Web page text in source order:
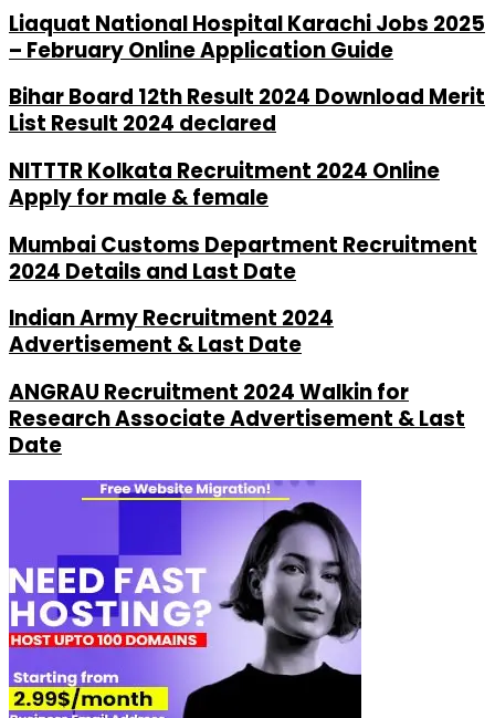
Liaquat National Hospital Karachi Jobs 2025
– February Online Application Guide
Bihar Board 12th Result 2024 Download Merit
List Result 2024 declared
NITTTR Kolkata Recruitment 2024 Online
Apply for male & female
Mumbai Customs Department Recruitment
2024 Details and Last Date
Indian Army Recruitment 2024
Advertisement & Last Date
ANGRAU Recruitment 2024 Walkin for
Research Associate Advertisement & Last
Date